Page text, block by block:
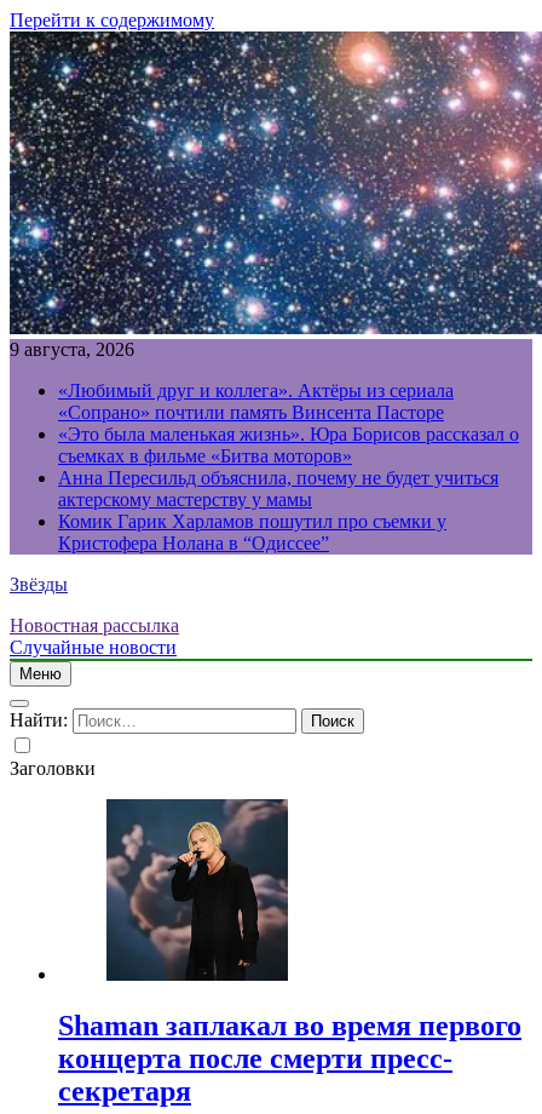
Перейти к содержимому
9 августа, 2026
«Любимый друг и коллега». Актёры из сериала
«Сопрано» почтили память Винсента Пасторе
«Это была маленькая жизнь». Юра Борисов рассказал о
съемках в фильме «Битва моторов»
Анна Пересильд объяснила, почему не будет учиться
актерскому мастерству у мамы
Комик Гарик Харламов пошутил про съемки у
Кристофера Нолана в “Одиссее”
Звёзды
Новостная рассылка
Случайные новости
Меню
Найти:
Заголовки
Shaman заплакал во время первого
концерта после смерти пресс-
секретаря